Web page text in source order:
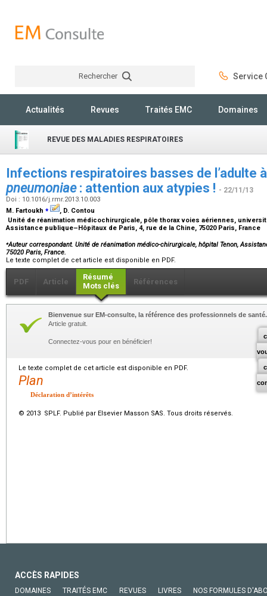
Rechercher Service
Actualités Revues Traités EMC Domaines
REVUE DES MALADIES RESPIRATOIRES
Infections respiratoires basses de l’adulte
pneumoniae: attention aux atypies ! - 22/11/13
Doi : 10.1016/j.rmr.2013.10.003
M. Fartoukh ⁎
, D. Contou
Unité de réanimation médicochirurgicale, pôle thorax voies aériennes,
Assistance publique–Hôpitaux de Paris, 4, rue de la Chine, 75020 Paris, France
⁎Auteur correspondant. Unité de réanimation médico-chirurgicale, hôpital Tenon,
75020 Paris, France.
Le texte complet de cet article est disponible en PDF.
PDF Article
Résumé
Mots clés
Références
Bienvenue sur EM-consulte, la référence des professionnels de santé.
Article gratuit.
Connectez-vous pour en bénéficier!
Le texte complet de cet article est disponible en PDF.
Plan
Déclaration d’intérêts
© 2013 SPLF. Publié par Elsevier Masson SAS. Tous droits réservés.
ACCÈS RAPIDES
DOMAINES TRAITÉS EMC REVUES LIVRES NOS FORMULES